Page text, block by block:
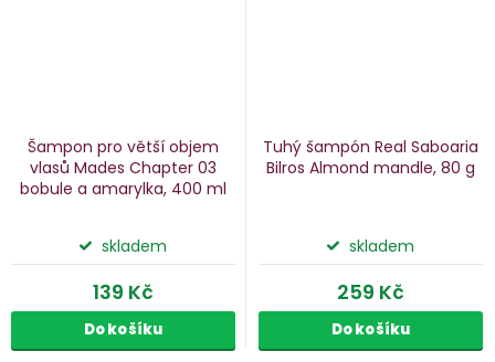
Šampon pro větší objem
vlasů Mades Chapter 03
bobule a amarylka, 400 ml
skladem
139 Kč
Do košíku
Tuhý šampón Real Saboaria
Bilros Almond mandle, 80 g
skladem
259 Kč
Do košíku